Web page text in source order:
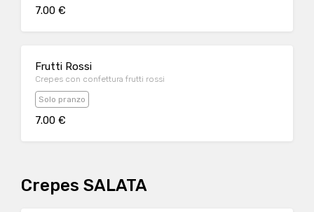
7.00 €
Frutti Rossi
Crepes con confettura frutti rossi
Solo pranzo
7.00 €
Crepes SALATA